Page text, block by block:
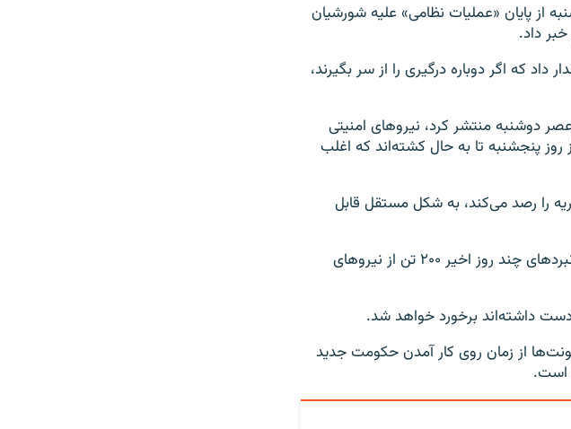
از پایان «عملیات نظامی» علیه شورشیان
داد.
که اگر دوباره درگیری را از سر بگیرند،
دوشنبه منتشر کرد، نیروهای امنیتی
متحد آنها ۱۰۶۸ غیرنظامی را از روز پنجشنبه تا به حال کشته‌اند که اغلب
را رصد می‌کند، به شکل مستقل قابل
احمد الشرع در مصاحبه خود با رویترز می‌گوید در جریان نبردهای چند روز اخیر ۲۰۰ تن از نیروهای
دست داشته‌اند برخورد خواهد شد.
از زمان روی کار آمدن حکومت جدید
است.